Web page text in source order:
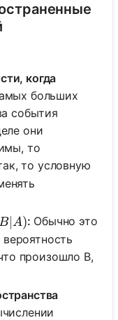
когда
больших
события
они
то
то условную
A): Обычно это
вероятность
произошло B,